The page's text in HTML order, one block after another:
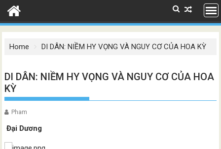
Home DI DÂN: NIỀM HY VỌNG VÀ NGUY CƠ CỦA HOA KỲ
DI DÂN: NIỀM HY VỌNG VÀ NGUY CƠ CỦA HOA
KỲ
Pham
Đại Dương